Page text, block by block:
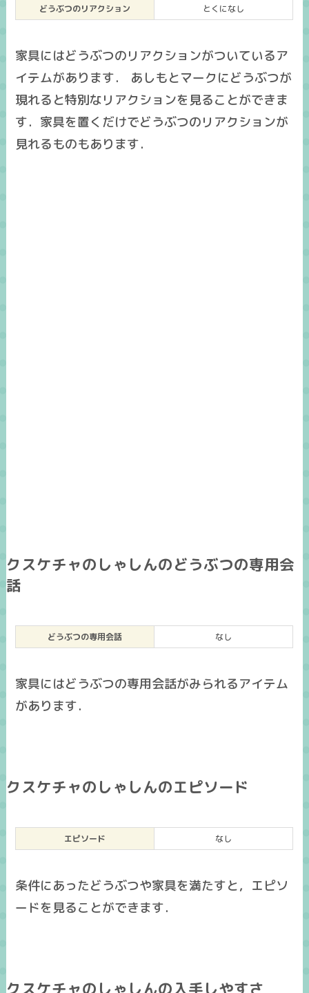
どうぶつのリアクション とくになし
家具にはどうぶつのリアクションがついているア
イテムがあります． あしもとマークにどうぶつが
現れると特別なリアクションを見ることができま
す．家具を置くだけでどうぶつのリアクションが
見れるものもあります．
クスケチャのしゃしんのどうぶつの専用会
話
どうぶつの専用会話 なし
家具にはどうぶつの専用会話がみられるアイテム
があります．
クスケチャのしゃしんのエピソード
エピソード なし
条件にあったどうぶつや家具を満たすと，エピソ
ードを見ることができます．